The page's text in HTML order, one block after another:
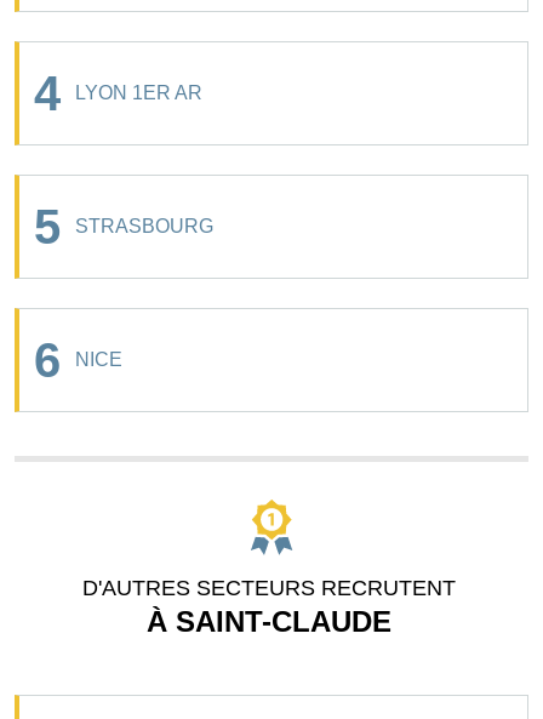
4 LYON 1ER AR
5 STRASBOURG
6 NICE
D'AUTRES SECTEURS RECRUTENT
À SAINT-CLAUDE